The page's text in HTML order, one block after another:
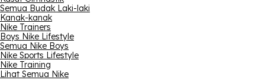
Semua Budak Laki-laki
Kanak-kanak
Nike Trainers
Boys Nike Lifestyle
Semua Nike Boys
Nike Sports Lifestyle
Nike Training
Lihat Semua Nike